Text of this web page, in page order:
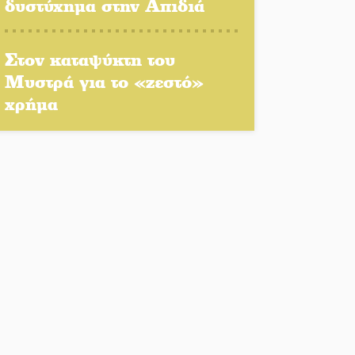
Τζάμπολ για τρίτη χρονιά
στο τουρνουά GNC 3on3 στη
Σκάλα
Νέο χρηματοδοτικό
του οδικού δικτύου της
δυστύχημα στην Απιδιά
Στον καταψύκτη του
Μυστρά για το «ζεστό»
χρήμα